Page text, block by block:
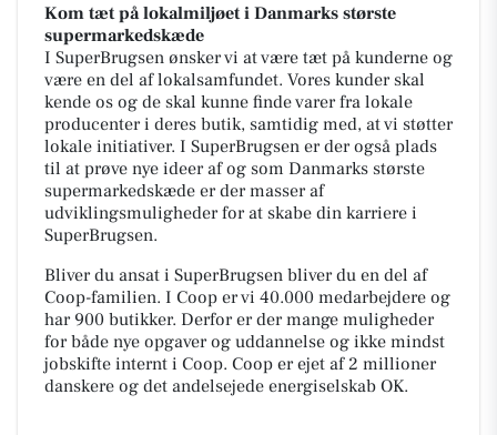
Kom tæt på lokalmiljøet i Danmarks største
supermarkedskæde
I SuperBrugsen ønsker vi at være tæt på kunderne og
være en del af lokalsamfundet. Vores kunder skal
kende os og de skal kunne finde varer fra lokale
producenter i deres butik, samtidig med, at vi støtter
lokale initiativer. I SuperBrugsen er der også plads
til at prøve nye ideer af og som Danmarks største
supermarkedskæde er der masser af
udviklingsmuligheder for at skabe din karriere i
SuperBrugsen.
Bliver du ansat i SuperBrugsen bliver du en del af
Coop-familien. I Coop er vi 40.000 medarbejdere og
har 900 butikker. Derfor er der mange muligheder
for både nye opgaver og uddannelse og ikke mindst
jobskifte internt i Coop. Coop er ejet af 2 millioner
danskere og det andelsejede energiselskab OK.